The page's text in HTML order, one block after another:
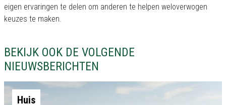
eigen ervaringen te delen om anderen te helpen weloverwogen
keuzes te maken.
BEKIJK OOK DE VOLGENDE
NIEUWSBERICHTEN
Huis